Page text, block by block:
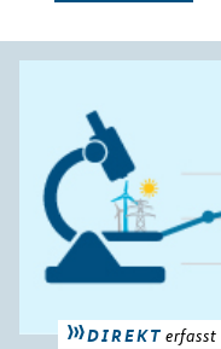
DIREKT erfasst